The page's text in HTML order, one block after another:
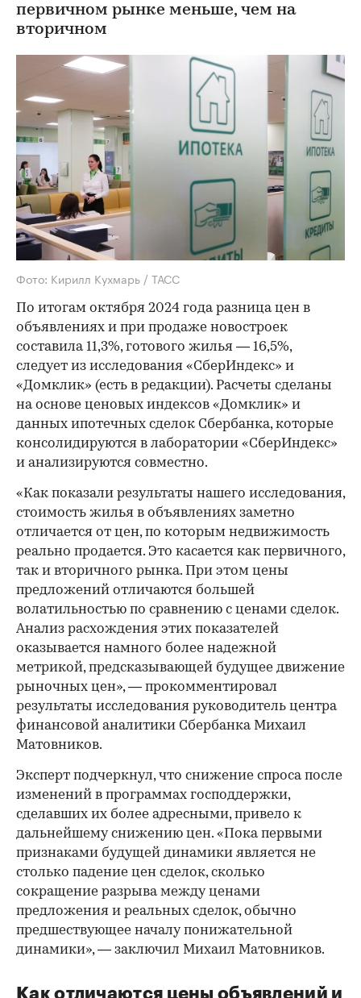
первичном рынке меньше, чем на
вторичном
Фото: Кирилл Кухмарь / ТАСС
По итогам октября 2024 года разница цен в
объявлениях и при продаже новостроек
составила 11,3%, готового жилья — 16,5%,
следует из исследования «СберИндекс» и
«Домклик» (есть в редакции). Расчеты сделаны
на основе ценовых индексов «Домклик» и
данных ипотечных сделок Сбербанка, которые
консолидируются в лаборатории «СберИндекс»
и анализируются совместно.
«Как показали результаты нашего исследования,
стоимость жилья в объявлениях заметно
отличается от цен, по которым недвижимость
реально продается. Это касается как первичного,
так и вторичного рынка. При этом цены
предложений отличаются большей
волатильностью по сравнению с ценами сделок.
Анализ расхождения этих показателей
оказывается намного более надежной
метрикой, предсказывающей будущее движение
рыночных цен», — прокомментировал
результаты исследования руководитель центра
финансовой аналитики Сбербанка Михаил
Матовников.
Эксперт подчеркнул, что снижение спроса после
изменений в программах господдержки,
сделавших их более адресными, привело к
дальнейшему снижению цен. «Пока первыми
признаками будущей динамики является не
столько падение цен сделок, сколько
сокращение разрыва между ценами
предложения и реальных сделок, обычно
предшествующее началу понижательной
динамики», — заключил Михаил Матовников.
Как отличаются цены объявлений и